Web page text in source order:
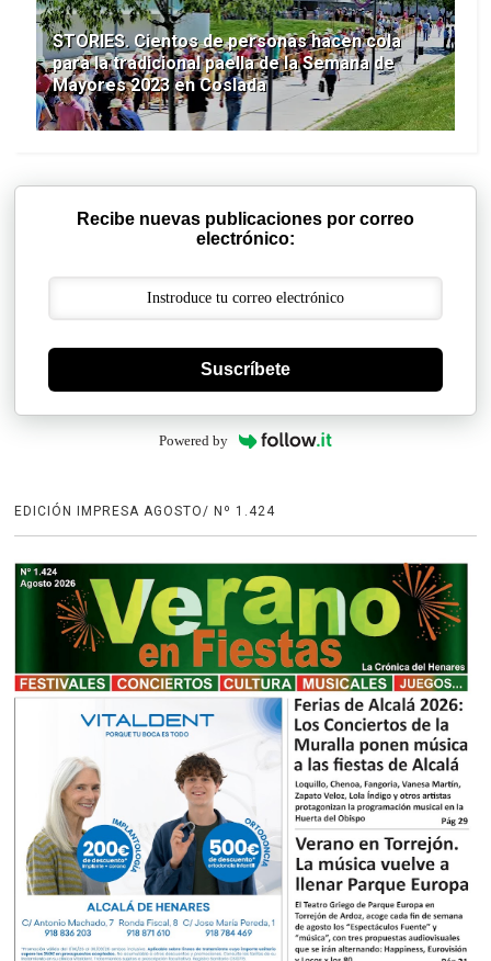
STORIES. Cientos de personas hacen cola
para la tradicional paella de la Semana de
Mayores 2023 en Coslada
Recibe nuevas publicaciones por correo
electrónico:
Suscríbete
Powered by
EDICIÓN IMPRESA AGOSTO/ Nº 1.424